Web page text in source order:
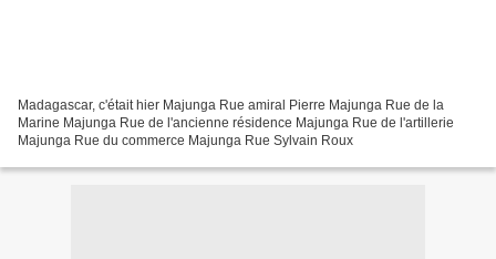
Madagascar, c'était hier Majunga Rue amiral Pierre Majunga Rue de la
Marine Majunga Rue de l'ancienne résidence Majunga Rue de l'artillerie
Majunga Rue du commerce Majunga Rue Sylvain Roux